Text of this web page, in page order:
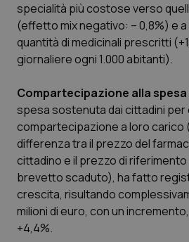
Calabria
Campania
Emilia-Romagna
Friuli Venezia Giulia
Lazio
Liguria
Lombardia
Asma & BPCO
Car-T
Colesterolo &
Dermatite Atopica
Diabete & glucometri
Disturbi dell’umore
Dolore
specialità più costose verso
(effetto mix negativo: – 0,8%) e
quantità di medicinali prescritti
giornaliere ogni 1.000 abitanti).
Compartecipazione alla
spesa sostenuta dai cittadini per
compartecipazione a loro carico
differenza tra il prezzo del
cittadino e il prezzo di riferimento
brevetto scaduto), ha fatto
crescita, risultando
milioni di euro, con un
+4,4%.